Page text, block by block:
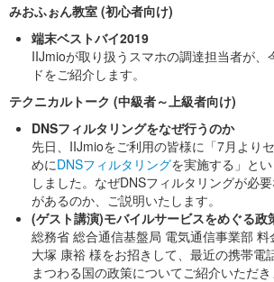
みおふぉん教室 (初心者向け)
端末ベストバイ2019
IIJmioが取り扱うスマホの調達担当者が、
ドをご紹介します。
テクニカルトーク (中級者～上級者向け)
DNSフィルタリングをなぜ行うのか
先日、IIJmioをご利用の皆様に「7月より
めにDNSフィルタリングを実施する」と
しました。なぜDNSフィルタリングが必
があるのか、ご説明いたします。
(ゲスト講演)モバイルサービスをめぐる政
総務省 総合通信基盤局 電気通信事業部
大塚 康裕 様をお招きして、最近の携帯電
まつわる国の政策についてご紹介いただき